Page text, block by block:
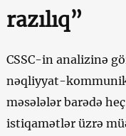
razılıq”
CSSC-in analizinə
nəqliyyat-
məsələlər barədə
istiqamətlər üzrə